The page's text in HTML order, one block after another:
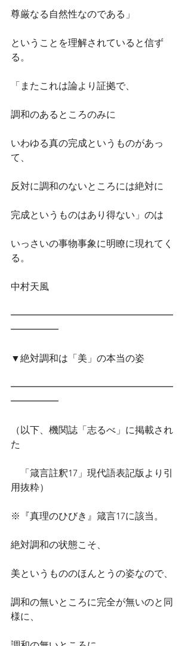
尊厳なる自然性なのである」
ということを理解されていると信ず
る。
「またこれは論より証拠で、
調和のあるところのみに
いわゆる真の完成というものがあっ
て、
反対に調和のないところには絶対に
完成というものはあり得ない」のは
いっさいの事物事象に明瞭に現れてく
る。
中村天風
━━━━━━━━━━━━━━━━━
━━━━━
▼絶対調和は「美」の本当の姿
━━━━━━━━━━━━━━━━━
━━━━━
（以下、機関誌「志るべ」に掲載され
た
「箴言註釈17」現代語表記版より引
用抜粋）
※『真理のひびき』箴言17に該当。
絶対調和の状態こそ、
美というもののほんとうの姿なので、
調和の無いところに完全が無いのと同
様に、